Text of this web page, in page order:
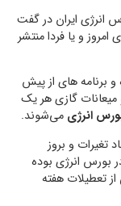
انرژی ایران در گفت
و یا فردا منتشر
برنامه های از پیش
گازی هر یک
انرژی می‌شوند.
تغیرات و بروز
بورس انرژی بوده
از تعطیلات هفته